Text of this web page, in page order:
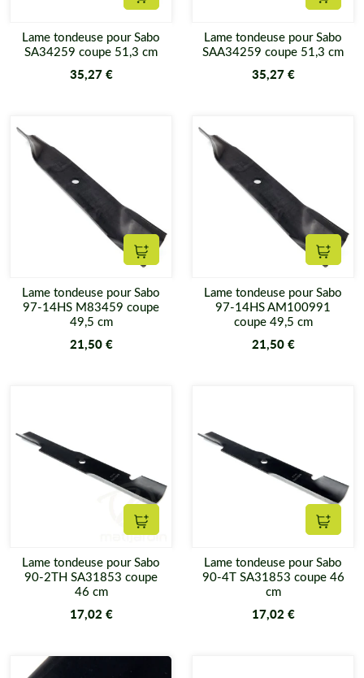
Ajouter au panier
Lame tondeuse pour Sabo
SA34259 coupe 51,3 cm
35,27 €
Lame tondeuse pour Sabo
SAA34259 coupe 51,3 cm
35,27 €
Ajouter au panier
Lame tondeuse pour Sabo
97-14HS M83459 coupe
49,5 cm
21,50 €
Lame tondeuse pour Sabo
97-14HS AM100991
coupe 49,5 cm
21,50 €
Ajouter au panier
Lame tondeuse pour Sabo
90-2TH SA31853 coupe
46 cm
17,02 €
Lame tondeuse pour Sabo
90-4T SA31853 coupe 46
cm
17,02 €